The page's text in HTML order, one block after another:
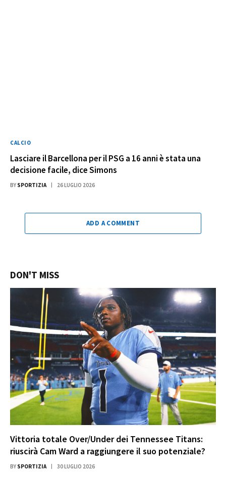
CALCIO
Lasciare il Barcellona per il PSG a 16 anni è stata una
decisione facile, dice Simons
BY SPORTIZIA 26 LUGLIO 2026
ADD A COMMENT
DON'T MISS
Vittoria totale Over/Under dei Tennessee Titans:
riuscirà Cam Ward a raggiungere il suo potenziale?
BY SPORTIZIA 30 LUGLIO 2026